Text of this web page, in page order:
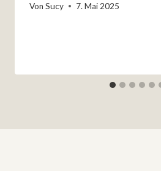
Von Sucy 7. Mai 2025